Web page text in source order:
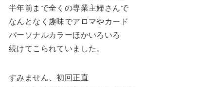
半年前まで全くの専業主婦さんで
なんとなく趣味でアロマやカード
パーソナルカラーほかいろいろ
続けてこられていました。
すみません、初回正直